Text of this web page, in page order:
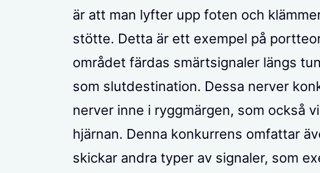
är att man lyfter upp foten och
stötte. Detta är ett exempel på
området färdas smärtsignaler längs
som slutdestination. Dessa nerver
nerver inne i ryggmärgen, som också
hjärnan. Denna konkurrens omfattar
skickar andra typer av signaler, som